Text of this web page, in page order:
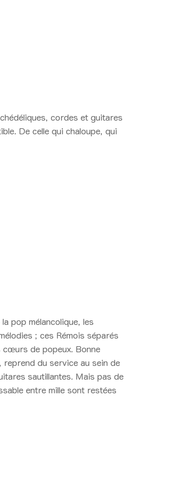
cordes et guitares
De celle qui chaloupe, qui
pop mélancolique, les
; ces Rémois séparés
cœurs de popeux. Bonne
reprend du service au sein de
sautillantes. Mais pas de
entre mille sont restées